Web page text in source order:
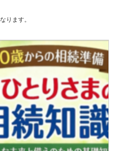
ります。